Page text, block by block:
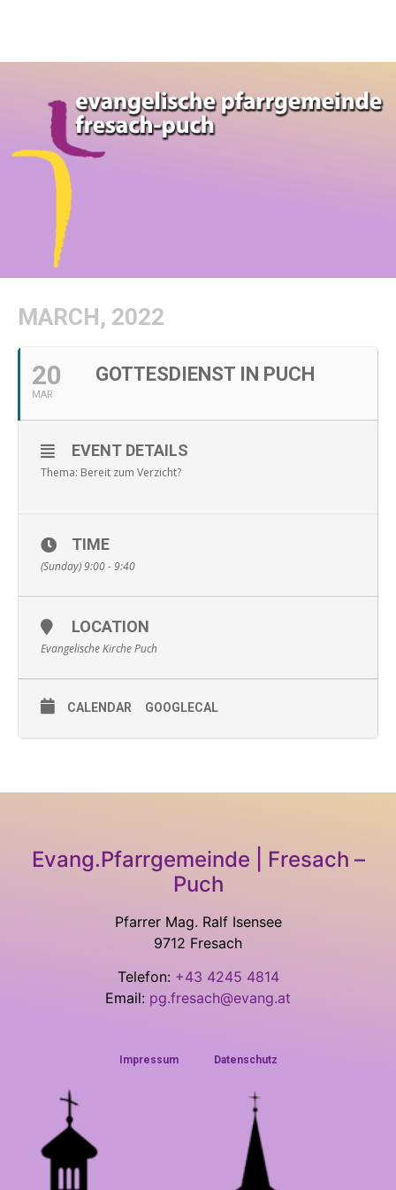
MARCH, 2022
20
MAR
GOTTESDIENST IN PUCH
EVENT DETAILS
Thema: Bereit zum Verzicht?
TIME
(Sunday) 9:00 - 9:40
LOCATION
Evangelische Kirche Puch
CALENDAR GOOGLECAL
Evang.Pfarrgemeinde | Fresach –
Puch
Pfarrer Mag. Ralf Isensee
9712 Fresach
Telefon: +43 4245 4814
Email: pg.fresach@evang.at
Impressum Datenschutz